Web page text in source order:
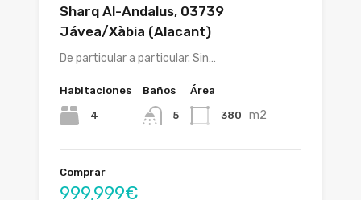
Sharq Al-Andalus, 03739
Jávea/Xàbia (Alacant)
De particular a particular. Sin…
Habitaciones
4
Baños
5
Área
380 m2
Comprar
999,999€